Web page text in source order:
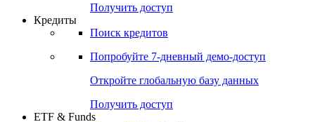
Получить доступ
Кредиты
Поиск кредитов
Попробуйте 7-дневный демо-доступ
Откройте глобальную базу данных
Получить доступ
ETF & Funds